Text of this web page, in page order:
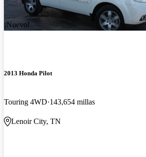
¡Nuevo!
2013 Honda Pilot
Touring 4WD 143,654 millas
Lenoir City, TN